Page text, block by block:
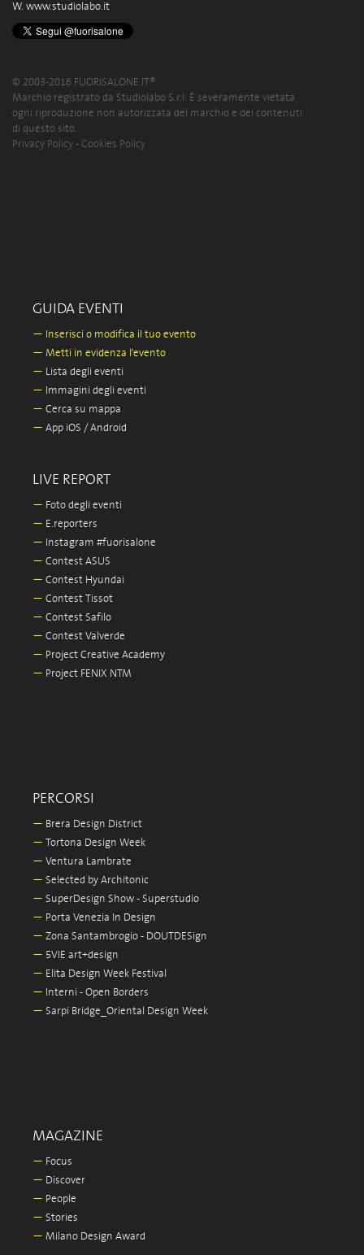
W. www.studiolabo.it
© 2003-2016 FUORISALONE.IT®
Marchio registrato da Studiolabo S.r.l. È severamente vietata
ogni riproduzione non autorizzata del marchio e dei contenuti
di questo sito.
Privacy Policy - Cookies Policy
GUIDA EVENTI
— Inserisci o modifica il tuo evento
— Metti in evidenza l'evento
— Lista degli eventi
— Immagini degli eventi
— Cerca su mappa
— App iOS / Android
LIVE REPORT
— Foto degli eventi
— E.reporters
— Instagram #fuorisalone
— Contest ASUS
— Contest Hyundai
— Contest Tissot
— Contest Safilo
— Contest Valverde
— Project Creative Academy
— Project FENIX NTM
PERCORSI
— Brera Design District
— Tortona Design Week
— Ventura Lambrate
— Selected by Architonic
— SuperDesign Show - Superstudio
— Porta Venezia In Design
— Zona Santambrogio - DOUTDESign
— 5VIE art+design
— Elita Design Week Festival
— Interni - Open Borders
— Sarpi Bridge_Oriental Design Week
MAGAZINE
— Focus
— Discover
— People
— Stories
— Milano Design Award